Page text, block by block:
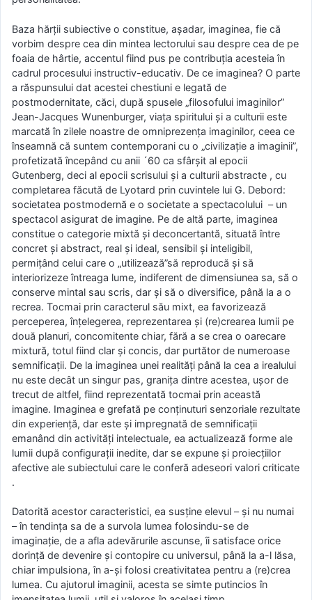
Baza hărţii subiective o constitue, aşadar, imaginea, fie că
vorbim despre cea din mintea lectorului sau despre cea de pe
foaia de hârtie, accentul fiind pus pe contribuţia acesteia în
cadrul procesului instructiv-educativ. De ce imaginea? O parte
a răspunsului dat acestei chestiuni e legată de
postmodernitate, căci, după spusele „filosofului imaginilor”
Jean-Jacques Wunenburger, viaţa spiritului şi a culturii este
marcată în zilele noastre de omniprezenţa imaginilor, ceea ce
înseamnă că suntem contemporani cu o „civilizaţie a imaginii”,
profetizată începând cu anii ´60 ca sfârşit al epocii
Gutenberg, deci al epocii scrisului şi a culturii abstracte , cu
completarea făcută de Lyotard prin cuvintele lui G. Debord:
societatea postmodernă e o societate a spectacolului – un
spectacol asigurat de imagine. Pe de altă parte, imaginea
constitue o categorie mixtă şi deconcertantă, situată între
concret şi abstract, real şi ideal, sensibil şi inteligibil,
permiţând celui care o „utilizează”să reproducă şi să
interiorizeze întreaga lume, indiferent de dimensiunea sa, să o
conserve mintal sau scris, dar şi să o diversifice, până la a o
recrea. Tocmai prin caracterul său mixt, ea favorizează
perceperea, înţelegerea, reprezentarea şi (re)crearea lumii pe
două planuri, concomitente chiar, fără a se crea o oarecare
mixtură, totul fiind clar şi concis, dar purtător de numeroase
semnificaţii. De la imaginea unei realităţi până la cea a irealului
nu este decât un singur pas, graniţa dintre acestea, uşor de
trecut de altfel, fiind reprezentată tocmai prin această
imagine. Imaginea e grefată pe conţinuturi senzoriale rezultate
din experienţă, dar este şi impregnată de semnificaţii
emanând din activităţi intelectuale, ea actualizează forme ale
lumii după configuraţii inedite, dar se expune şi proiecţiilor
afective ale subiectului care le conferă adeseori valori criticate
.
Datorită acestor caracteristici, ea susţine elevul – şi nu numai
– în tendinţa sa de a survola lumea folosindu-se de
imaginaţie, de a afla adevărurile ascunse, îi satisface orice
dorinţă de devenire şi contopire cu universul, până la a-l lăsa,
chiar impulsiona, în a-şi folosi creativitatea pentru a (re)crea
lumea. Cu ajutorul imaginii, acesta se simte putincios în